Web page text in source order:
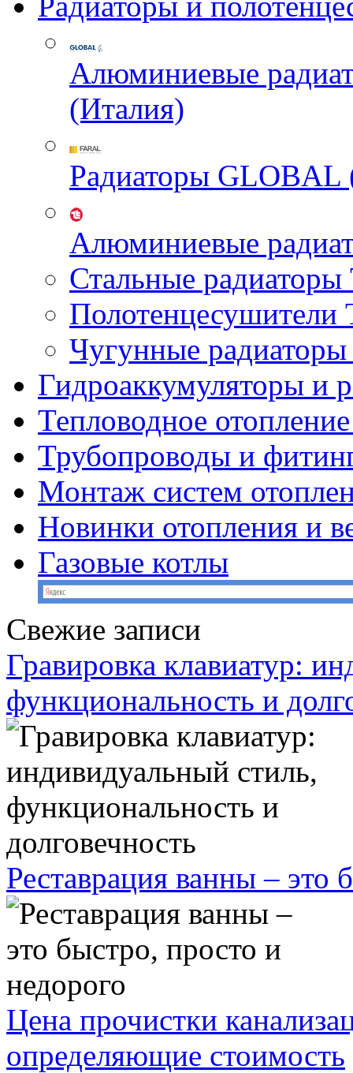
Алюминиевые
(Италия)
Радиаторы GLOBAL
Алюминиевые
Стальные
Чугунные
Гидроаккумуляторы и
Тепловодное
Трубопроводы и
Монтаж систем
Новинки отопления и
Газовые котлы
Свежие записи
Гравировка клавиатур:
функциональность и
Реставрация ванны – это
Цена прочистки
определяющие стоимость